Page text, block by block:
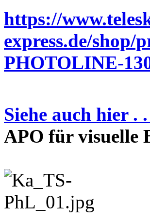
https://
express.de/
PHOTOLINE-
Siehe auch hier .
APO für visuelle